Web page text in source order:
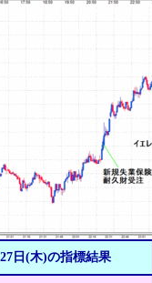
日(木)の指標結果